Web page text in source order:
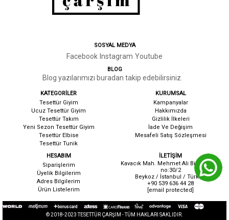
SOSYAL MEDYA
Facebook Instagram Youtube
BLOG
Blog yazılarımızı buradan takip edebilirsiniz.
KATEGORİLER
Tesettür Giyim
Ucuz Tesettür Giyim
Tesettür Takım
Yeni Sezon Tesettür Giyim
Tesettür Elbise
Tesettür Tunik
KURUMSAL
Kampanyalar
Hakkımızda
Gizlilik İlkeleri
İade Ve Değişim
Mesafeli Satış Sözleşmesi
HESABIM
Siparişlerim
Üyelik Bilgilerim
Adres Bilgilerim
Ürün Listelerim
İLETİŞİM
Kavacık Mah. Mehmet Ali Birand cad.
no:30/2
Beykoz / İstanbul / Türkiye
+90 539 636 44 28
[email protected]
© 2018-2023 TESETTÜR ÇARŞIM - TÜM HAKLARI SAKLIDIR.